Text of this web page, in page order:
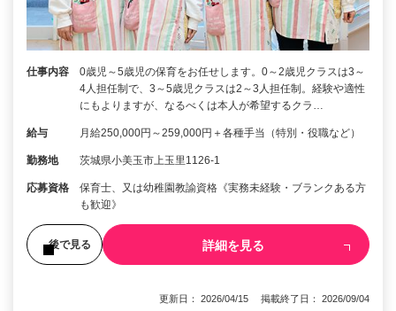
仕事内容
0歳児～5歳児の保育をお任せします。0～2歳児クラスは3～
4人担任制で、3～5歳児クラスは2～3人担任制。経験や適性
にもよりますが、なるべくは本人が希望するクラ…
給与 月給250,000円～259,000円＋各種手当（特別・役職など）
勤務地 茨城県小美玉市上玉里1126-1
応募資格
保育士、又は幼稚園教諭資格《実務未経験・ブランクある方
も歓迎》
後で見る 詳細を見る
更新日： 2026/04/15 掲載終了日： 2026/09/04